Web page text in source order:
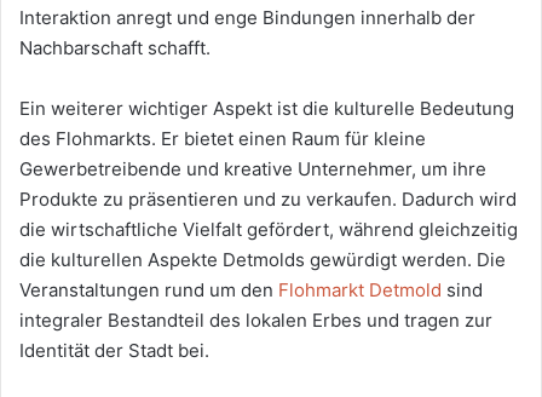
Interaktion anregt und enge Bindungen innerhalb der
Nachbarschaft schafft.
Ein weiterer wichtiger Aspekt ist die kulturelle Bedeutung
des Flohmarkts. Er bietet einen Raum für kleine
Gewerbetreibende und kreative Unternehmer, um ihre
Produkte zu präsentieren und zu verkaufen. Dadurch wird
die wirtschaftliche Vielfalt gefördert, während gleichzeitig
die kulturellen Aspekte Detmolds gewürdigt werden. Die
Veranstaltungen rund um den Flohmarkt Detmold sind
integraler Bestandteil des lokalen Erbes und tragen zur
Identität der Stadt bei.